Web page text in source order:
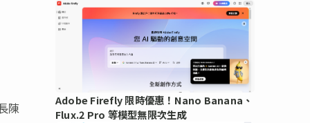
陳
Adobe Firefly 限時優惠！Nano Banana、
Flux.2 Pro 等模型無限次生成